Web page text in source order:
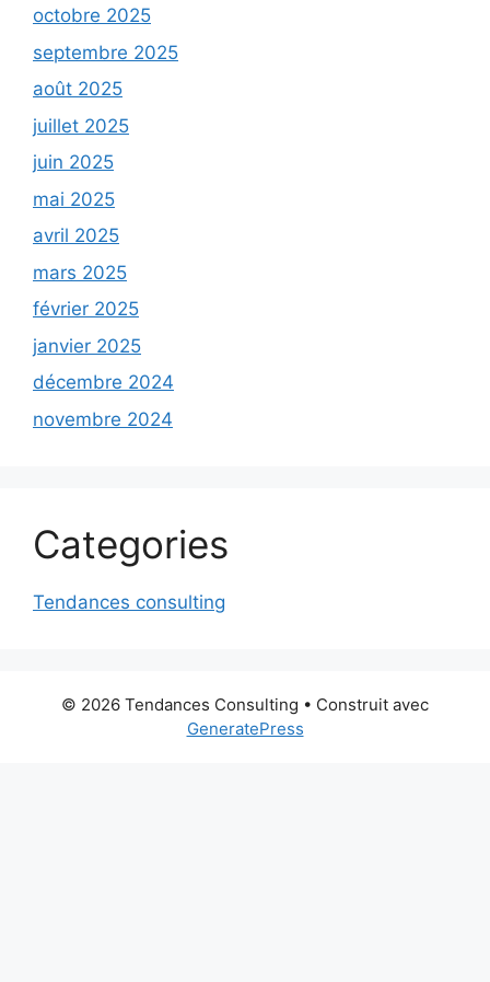
octobre 2025
septembre 2025
août 2025
juillet 2025
juin 2025
mai 2025
avril 2025
mars 2025
février 2025
janvier 2025
décembre 2024
novembre 2024
Categories
Tendances consulting
© 2026 Tendances Consulting • Construit avec
GeneratePress